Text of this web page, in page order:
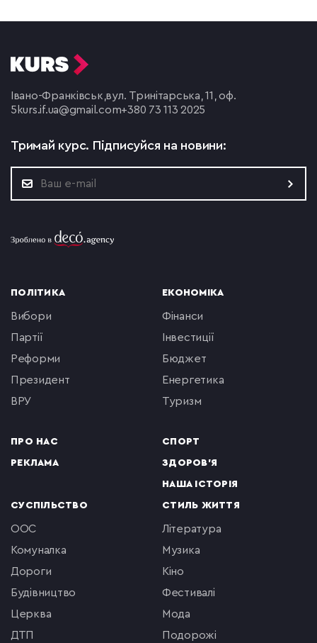
Івано-Франківськ,вул. Тринітарська, 11, оф.
5 kurs.if.ua@gmail.com+380 73 113 2025
Тримай курс. Підписуйся на новини:
ПОЛІТИКА
вибори
партії
реформи
президент
ВРУ
ПРО НАС
РЕКЛАМА
ЕКОНОМІКА
фінанси
інвестиції
бюджет
енергетика
туризм
СПОРТ
ЗДОРОВ'Я
НАША ІСТОРІЯ
СУСПІЛЬСТВО
ООС
комуналка
Дороги
будівництво
церква
ДТП
СТИЛЬ ЖИТТЯ
література
музика
кіно
фестивалі
мода
подорожі